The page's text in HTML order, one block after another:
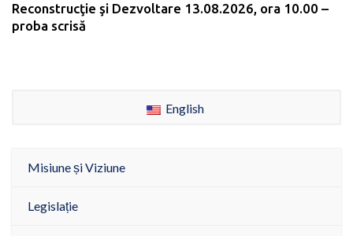
Reconstrucţie şi Dezvoltare 13.08.2026, ora 10.00 –
proba scrisă
English
Misiune și Viziune
Legislație